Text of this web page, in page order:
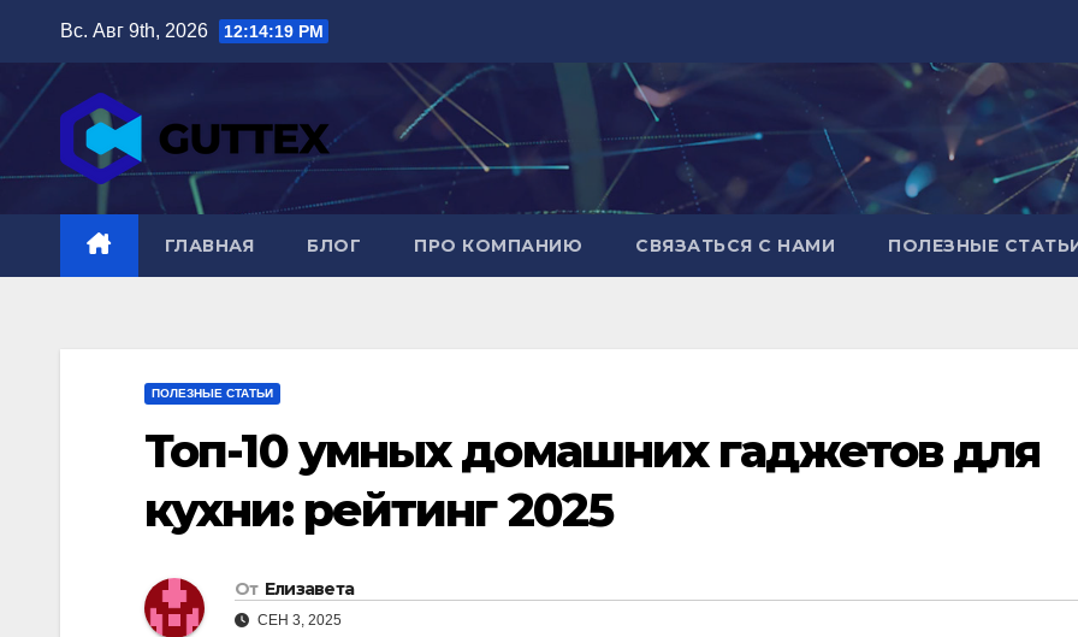
содержимому
Вс. Авг 9th, 2026 12:14:21 PM
ГЛАВНАЯ БЛОГ ПРО КОМПАНИЮ СВЯЗАТЬСЯ С НАМИ ПОЛЕЗНЫЕ
ПОЛЕЗНЫЕ СТАТЬИ
Топ-10 умных домашних гаджетов для
кухни: рейтинг 2025
От Елизавета
СЕН 3, 2025